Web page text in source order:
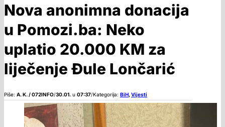
Nova anonimna donacija
u Pomozi.ba: Neko
uplatio 20.000 KM za
liječenje Đule Lončarić
Piše: A. K. / 072INFO/30.01. u 07:37/Kategorija: BiH,Vijesti